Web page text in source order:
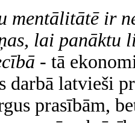
mentālitātē ir
lai panāktu
- tā
darbā latvieši
prasībām,